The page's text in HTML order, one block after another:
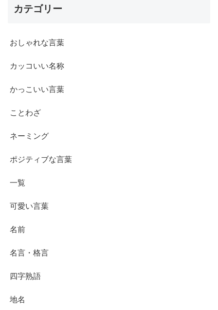
カテゴリー
おしゃれな言葉
カッコいい名称
かっこいい言葉
ことわざ
ネーミング
ポジティブな言葉
一覧
可愛い言葉
名前
名言・格言
四字熟語
地名